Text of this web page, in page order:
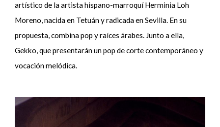
artístico de la artista hispano-marroquí Herminia Loh
Moreno, nacida en Tetuán y radicada en Sevilla. En su
propuesta, combina pop y raíces árabes. Junto a ella,
Gekko, que presentarán un pop de corte contemporáneo y
vocación melódica.